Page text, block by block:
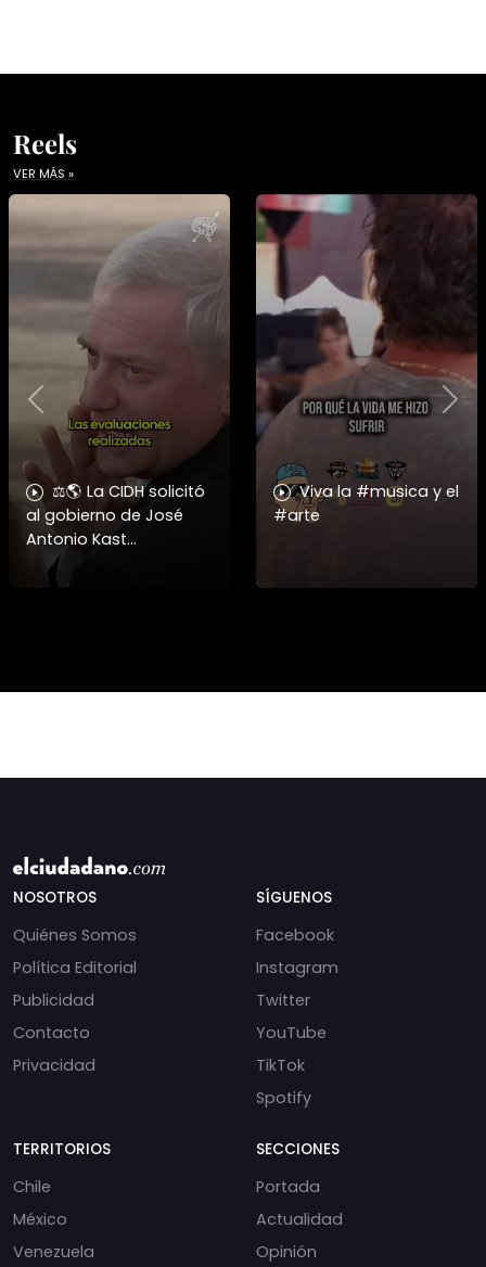
Reels
VER MÁS »
⚖️🌎 La CIDH solicitó
al gobierno de José
Antonio Kast
información detallada
sobre cambios
Viva la #musica y el
#arte
Previous
NOSOTROS
Quiénes Somos
Política Editorial
Publicidad
Contacto
Privacidad
SÍGUENOS
Facebook
Instagram
Twitter
YouTube
TikTok
Spotify
TERRITORIOS
Chile
México
Venezuela
SECCIONES
Portada
Actualidad
Opinión